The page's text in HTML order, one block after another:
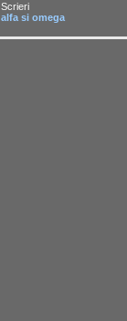
Scrieri
alfa si omega